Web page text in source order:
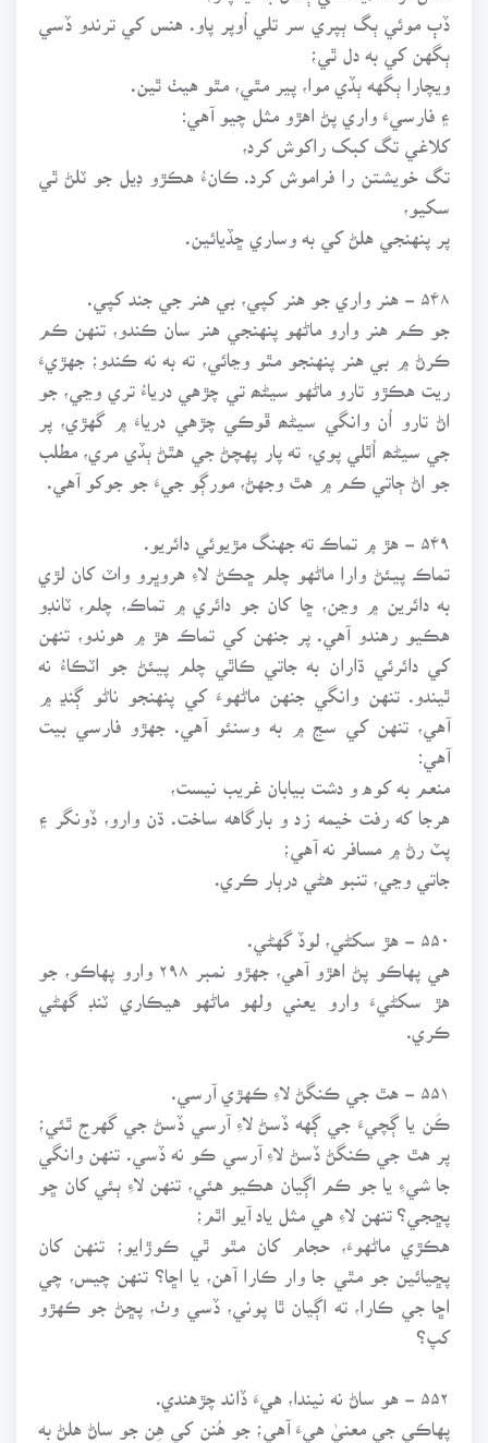
ڏٻ موئي ٻگ ٻپري سر تلي اُوپر پاو. هنس کي ترندو ڏسي
ٻگهن کي به دل ٿي؛
ويچارا ٻگهه ٻڏي موا، پير مٿي، مٿو هيٺ ٿين.
۽ فارسيءَ واري پڻ اهڙو مثل چيو آهي:
کلاغي تگ کبک راکوش کرد،
تگ خويشتن را فراموش کرد. ڪانءُ هڪڙو ڊيل جو ٽلڻ ٿي
سکيو،
پر پنهنجي هلڻ کي به وساري ڇڏيائين.
۵۴۸ - هنر واري جو هنر کپي، بي هنر جي جند کپي.
جو ڪم هنر وارو ماڻهو پنهنجي هنر سان ڪندو، تنهن ڪم
ڪرڻ ۾ بي هنر پنهنجو مٿو وڃائي، ته به نه ڪندو؛ جهڙيءَ
ريت هڪڙو تارو ماڻهو سيڻھ تي چڙهي درياءُ تري وڃي، جو
اڻ تارو اُن وانگي سيڻھ ڦوڪي چڙهي درياءَ ۾ گهڙي، پر
جي سيڻھ اُٿلي پوي، ته پار پهچڻ جي هٿڻ ٻڏي مري، مطلب
جو اڻ ڄاتي ڪم ۾ هٿ وجهڻ، مورڳو جيءَ جو جوکو آهي.
۵۴۹ - هڙ ۾ تماڪ ته جهنگ مڙيوئي دائريو.
تماڪ پيئڻ وارا ماڻهو چلم ڇڪڻ لاءِ هروڀرو واٽ کان لڙي
به دائرين ۾ وڃن، ڇا کان جو دائري ۾ تماڪ، چلم، ٽانڊو
هڪيو رهندو آهي. پر جنهن کي تماڪ هڙ ۾ هوندو، تنهن
کي دائرئي ڌاران به جاتي ڪاٿي چلم پيئڻ جو اٽڪاءُ نه
ٿيندو. تنهن وانگي جنهن ماڻهوءَ کي پنهنجو ناڻو ڳنڍ ۾
آهي، تنهن کي سڃ ۾ به وسنئو آهي. جهڙو فارسي بيت
آهي:
منعم به کوه و دشت بيابان غريب نيست،
هرجا که رفت خيمه زد و بارگاهه ساخت. ڌن وارو، ڏونگر ۽
پٽ رڻ ۾ مسافر نه آهي؛
جاتي وڃي، تنبو هڻي درٻار ڪري.
هي پهاڪو پڻ اهڙو آهي، جهڙو نمبر ۲۹۸ وارو پهاڪو، جو
هڙ سکڻيءَ وارو يعني ولهو ماڻهو هيڪاري ٽنڊ گهڻي
ڪَن يا ڳچيءَ جي ڳهه ڏسڻ لاءِ آرسي ڏسڻ جي گهرج ٿئي؛
پر هٿ جي ڪنگڻ ڏسڻ لاءِ آرسي ڪو نه ڏسي. تنهن وانگي
جا شيءِ يا جو ڪم اڳيان هڪيو هئي، تنهن لاءِ ٻئي کان ڇو
پڇجي؟ تنهن لاءِ هي مثل ياد آيو اٿم؛
هڪڙي ماڻهوءَ، حجام کان مٿو ٿي ڪوڙايو؛ تنهن کان
پڇيائين جو مٿي جا وار ڪارا آهن، يا اڇا؟ تنهن چيس، چي
اڇا جي ڪارا، ته اڳيان ٿا پوني، ڏسي وٺ، پڇڻ جو ڪهڙو
کپ؟
پهاڪي جي معنيٰ هيءَ آهي؛ جو هُنن کي هِن جو ساڻ هلڻ به